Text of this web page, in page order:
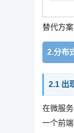
替代方
2.分布
2.1 出
在微服
一个前